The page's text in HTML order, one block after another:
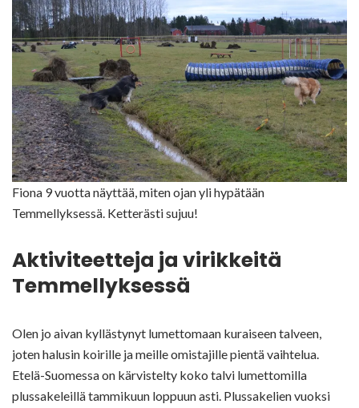
Fiona 9 vuotta näyttää, miten ojan yli hypätään
Temmellyksessä. Ketterästi sujuu!
Aktiviteetteja ja virikkeitä
Temmellyksessä
Olen jo aivan kyllästynyt lumettomaan kuraiseen talveen,
joten halusin koirille ja meille omistajille pientä vaihtelua.
Etelä-Suomessa on kärvistelty koko talvi lumettomilla
plussakeleillä tammikuun loppuun asti. Plussakelien vuoksi